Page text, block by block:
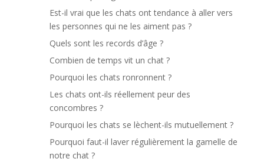
Est-il vrai que les chats ont tendance à aller vers
les personnes qui ne les aiment pas ?
Quels sont les records d’âge ?
Combien de temps vit un chat ?
Pourquoi les chats ronronnent ?
Les chats ont-ils réellement peur des
concombres ?
Pourquoi les chats se lèchent-ils mutuellement ?
Pourquoi faut-il laver régulièrement la gamelle de
notre chat ?